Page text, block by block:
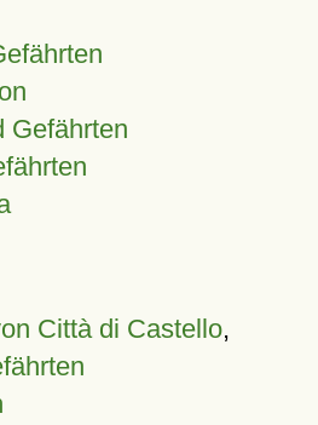
Gefährten
Città di Castello,